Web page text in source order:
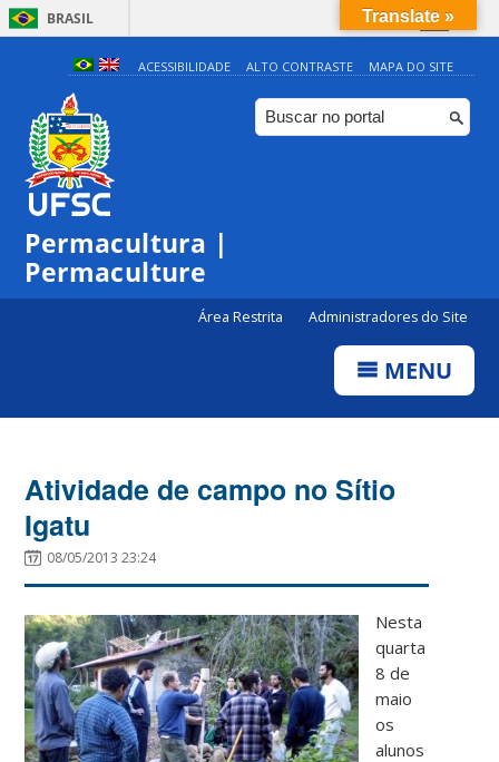
BRASIL
Simplifique!
Comunica BR
Participe
ACESSIBILIDADE ALTO CONTRASTE MAPA DO SITE
Permacultura |
Permaculture
Área Restrita Administradores do Site
MENU
Atividade de campo no Sítio
Igatu
08/05/2013 23:24
Nesta
quarta
8 de
maio
os
alunos
Translate »